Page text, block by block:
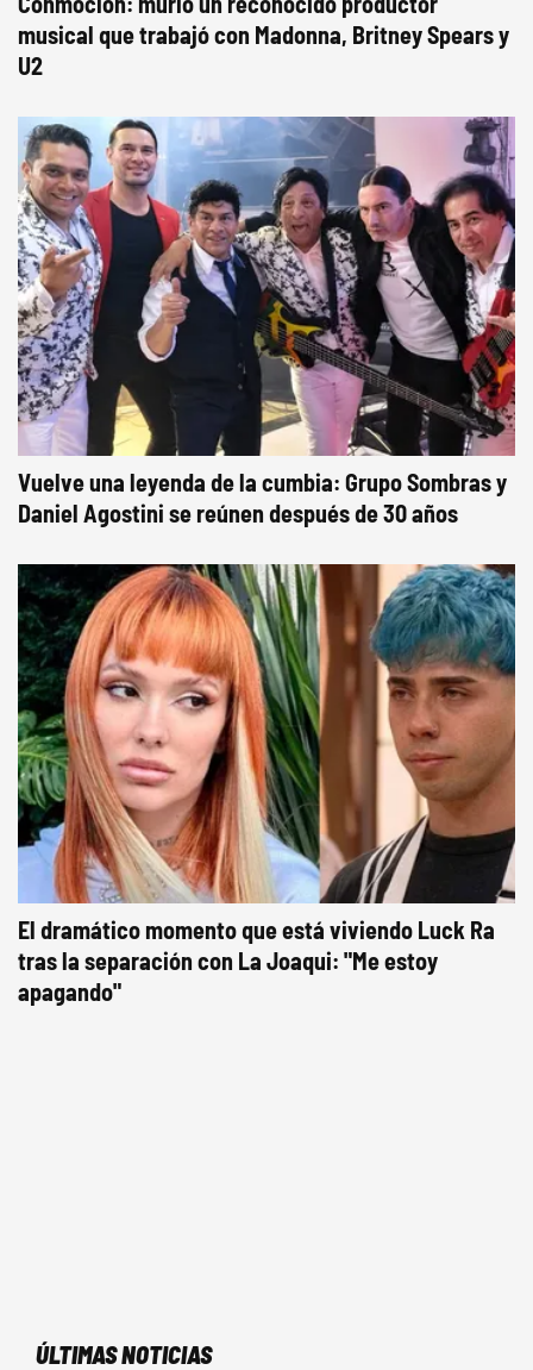
musical que trabajó con Madonna, Britney Spears y
U2
Vuelve una leyenda de la cumbia: Grupo Sombras y
Daniel Agostini se reúnen después de 30 años
El dramático momento que está viviendo Luck Ra
tras la separación con La Joaqui: "Me estoy
apagando"
ÚLTIMAS NOTICIAS